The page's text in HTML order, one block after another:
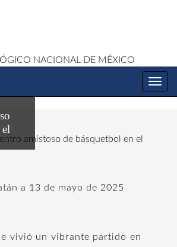
a 13 de mayo de 2025
vivió un vibrante partido en